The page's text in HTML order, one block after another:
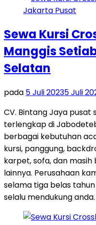
Sewa Kursi
Manggis
Selatan
pada 5 Juli 20235 Juli
CV. Bintang Jaya
terlengkap di
berbagai kebutuhan
kursi, panggung,
karpet, sofa, dan
lainnya. Perusahaan
selama tiga belas
selalu mendukung